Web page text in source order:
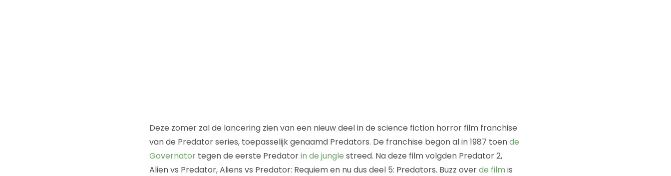
Deze zomer zal de lancering zien van een nieuw deel in de science fiction horror film franchise
van de Predator series, toepasselijk genaamd Predators. De franchise begon al in 1987 toende
Governatortegen de eerste Predatorin de jungle streed. Na deze film volgden Predator 2,
Alien vs Predator, Aliens vs Predator: Requiem en nu dus deel 5: Predators. Buzz overde film is